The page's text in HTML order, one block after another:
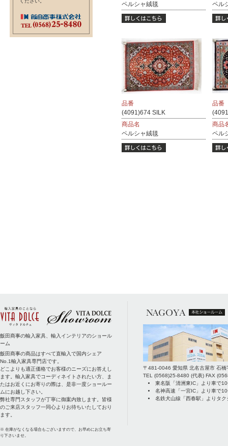
ペルシャ絨毯
ペル
品番
(4091)674 SILK
商品名
ペルシャ絨毯
品番
商品
ペル
飯田商事の輸入家具、輸入インテリアのショール
ーム
飯田商事の商品はすべて直輸入で国内シェア
No.1輸入家具専門店です。
どこよりも適正価格でお客様のニーズにお答えし
ます。輸入家具でコーディネイトされたい方、ま
たはお近くにお寄りの際は、是非一度ショールー
ムにお越し下さい。
弊社専門スタッフが丁寧に御案内致します。皆様
のご来店スタッフ一同心よりお待ちいたしており
ます。
※ 在庫がなくなる場合もございますので、お早めにお立ち寄
り下さいませ。
〒 481-0046 愛知県 北名古屋市 石橋
TEL (0568)25-8480 (代表) FAX
東名阪「清洲東IC」より車で
名神高速「一宮IC」より車で
名鉄犬山線「西春駅」よりタ